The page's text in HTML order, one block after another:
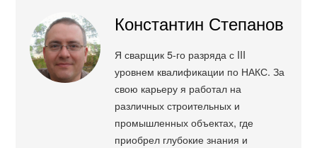
Константин Степанов
Я сварщик 5-го разряда с III
уровнем квалификации по НАКС. За
свою карьеру я работал на
различных строительных и
промышленных объектах, где
приобрел глубокие знания и